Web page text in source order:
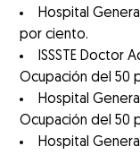
Hospital
por ciento.
ISSSTE Doctor
Ocupación del 50
Hospital
Ocupación del 50
Hospital